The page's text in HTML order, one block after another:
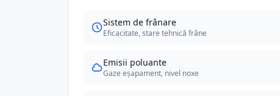
Sistem de frânare
Eficacitate, stare tehnică frâne
Emisii poluante
Gaze eșapament, nivel noxe